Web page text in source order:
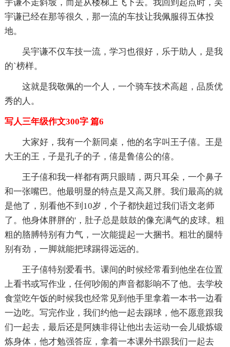
宇谦不走斜坡，而是从楼梯上飞下去。我回到起点时，吴
宇谦已经在那等很久，那一流的车技让我佩服得五体投
地。
吴宇谦不仅车技一流，学习也很好，乐于助人，是我
的`榜样。
这就是我敬佩的一个人，一个骑车技术高超，品质优
秀的人。
写人三年级作文300字 篇6
大家好，我有一个新同桌，他的名字叫王子僖。王是
大王的王，子是孔子的子，僖是鲁僖公的僖。
王子僖和我一样都有两只眼睛，两只耳朵，一个鼻子
和一张嘴巴。他最明显的特点是又高又胖。我们最高的就
是他了，别看他不到10岁，个子都快超过我们语文老师
了。他身体胖胖的'，肚子总是鼓鼓的像充满气的皮球。粗
粗的胳膊特别有力气，一次能提起一大捆书。粗壮的腿特
别有劲，一脚就能把球踢得远远的。
王子僖特别爱看书。课间的时候经常看到他坐在位置
上看书或写作业，任何吵闹的声音都影响不了他。去学校
食堂吃午饭的时候我也经常见到他手里拿着一本书一边看
一边吃。写完作业，我们约他一起去踢球，他不愿意跟我
们一起去，最后还是阿姨非得让他出去运动一会儿锻炼锻
炼身体，他才勉强答应，拿着一本课外书跟我们一起去